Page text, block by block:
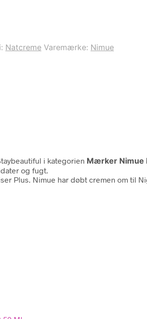
Natcreme Varemærke: Nimue
i kategorien Mærker Nimue
og fugt.
Plus. Nimue har døbt cremen om til